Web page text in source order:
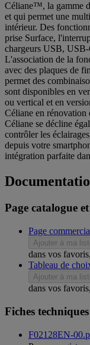
Céliane™, la gamme
et qui permet une
intérieur. Des
prise Surface,
chargeurs USB,
L'association de la
avec des plaques de
permet des
sont disponibles en
ou vertical et en
Céliane en rénovation
Céliane se décline
contrôler les
depuis votre
intégration parfaite
Page catalogue
Page
Ajouter à ma
dans vos
Tableau de
Ajouter à ma
dans vos
Fiches
F02128EN-